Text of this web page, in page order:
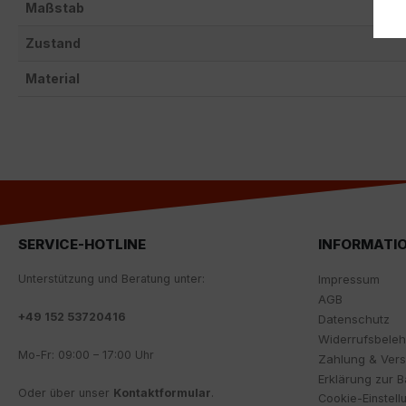
Maßstab
Zustand
Material
SERVICE-HOTLINE
Unterstützung und Beratung unter:
+49 152 53720416
Mo-Fr: 09:00 – 17:00 Uhr
Oder über unser Kontaktformular.
Impressum
AGB
Datenschutz
Zahlung &
Erklärung zur
Cookie-